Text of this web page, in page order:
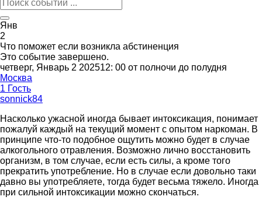
Янв
2
Что поможет если возникла абстиненция
Это событие завершено.
четверг, Январь 2 202512: 00 от полночи до полудня
Москва
1 Гость
sonnick84
Насколько ужасной иногда бывает интоксикация, понимает
пожалуй каждый на текущий момент с опытом наркоман. В
принципе что-то подобное ощутить можно будет в случае
алкогольного отравления. Возможно лично восстановить
организм, в том случае, если есть силы, а кроме того
прекратить употребление. Но в случае если довольно таки
давно вы употребляете, тогда будет весьма тяжело. Иногда
при сильной интоксикации можно скончаться.